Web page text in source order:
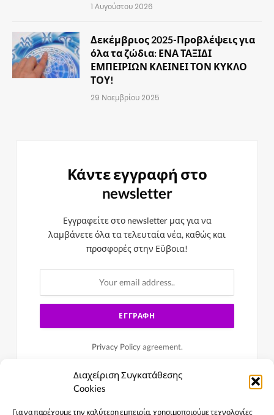
Διαχείριση Συγκατάθεσης
Cookies
Για να παρέχουμε την καλύτερη εμπειρία, χρησιμοποιούμε τεχνολογίες
1 Αυγούστου 2026
Δεκέμβριος 2025-Προβλέψεις για
όλα τα ζώδια: ΕΝΑ ΤΑΞΙΔΙ
ΕΜΠΕΙΡΙΩΝ ΚΛΕΙΝΕΙ ΤΟΝ ΚΥΚΛΟ
ΤΟΥ!
29 Νοεμβρίου 2025
Κάντε εγγραφή στο
newsletter
Εγγραφείτε στο newsletter μας για να
λαμβάνετε όλα τα τελευταία νέα, καθώς και
προσφορές στην Εϋβοια!
Privacy Policyagreement.